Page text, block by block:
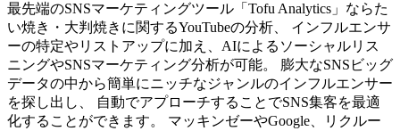
最先端のSNSマーケティングツール「Tofu Analytics」ならた
い焼き・大判焼きに関するYouTubeの分析、 インフルエンサ
ーの特定やリストアップに加え、AIによるソーシャルリス
ニングやSNSマーケティング分析が可能。 膨大なSNSビッグ
データの中から簡単にニッチなジャンルのインフルエンサー
を探し出し、 自動でアプローチすることでSNS集客を最適
化することができます。 マッキンゼーやGoogle、リクルー